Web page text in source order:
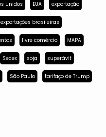
Unidos EUA exportação
exportações brasileiras
livre comércio MAPA
Secex soja superávit
São Paulo tarifaço de Trump